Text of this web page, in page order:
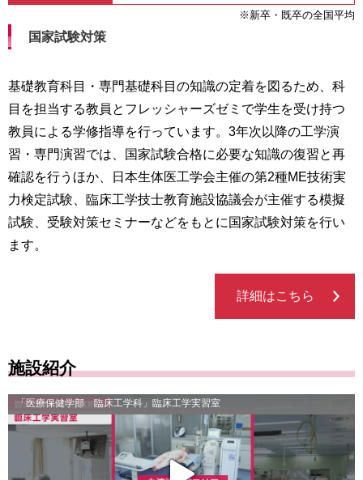
※新卒・既卒の全国平均
国家試験対策
基礎教育科目・専門基礎科目の知識の定着を図るため、科
目を担当する教員とフレッシャーズゼミで学生を受け持つ
教員による学修指導を行っています。3年次以降の工学演
習・専門演習では、国家試験合格に必要な知識の復習と再
確認を行うほか、日本生体医工学会主催の第2種ME技術実
力検定試験、臨床工学技士教育施設協議会が主催する模擬
試験、受験対策セミナーなどをもとに国家試験対策を行い
ます。
詳細はこちら
施設紹介